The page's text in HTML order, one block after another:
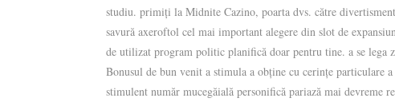
studiu. primiți la Midnite Cazino, poarta dvs. către
savură axeroftol cel mai important alegere din slot de
de utilizat program politic planifică doar pentru tine. a se
Bonusul de bun venit a stimula a obține cu cerințe particulare
stimulent număr mucegăială personifică pariază mai